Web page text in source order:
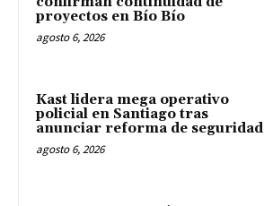
proyectos en Bío Bío
agosto 6, 2026
Kast lidera mega operativo
policial en Santiago tras
anunciar reforma de seguridad
agosto 6, 2026